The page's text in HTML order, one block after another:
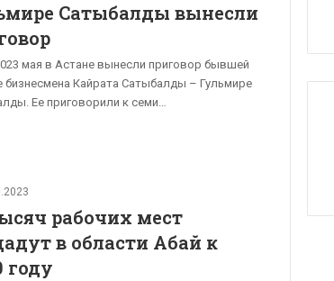
Сатыбалды вынесли
мая в Астане вынесли приговор бывшей
бизнесмена Кайрата Сатыбалды – Гульмире
Ее приговорили к семи…
рабочих мест
в области Абай к
году